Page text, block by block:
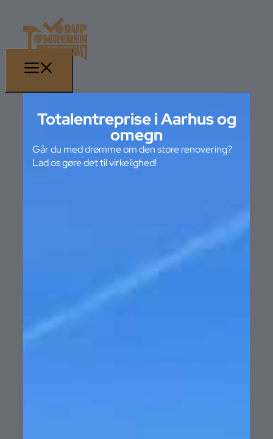
Totalentreprise i Aarhus og
omegn
Går du med drømme om den store renovering?
Lad os gøre det til virkelighed!